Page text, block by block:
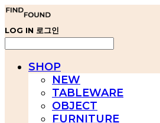
LOG IN 로그인
SHOP
NEW
TABLEWARE
OBJECT
FURNITURE